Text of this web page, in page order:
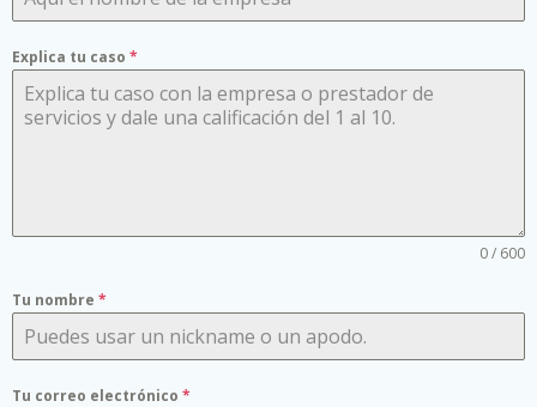
Explica tu caso *
0 / 600
Tu nombre *
Tu correo electrónico *